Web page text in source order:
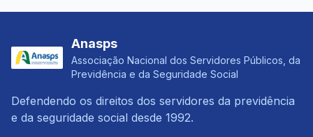
Anasps
Associação Nacional dos Servidores Públicos, da
Previdência e da Seguridade Social
Defendendo os direitos dos servidores da previdência
e da seguridade social desde 1992.